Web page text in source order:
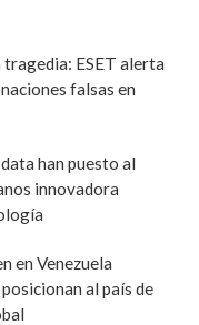
ESET alerta
falsas en
han puesto al
innovadora
en Venezuela
al país de